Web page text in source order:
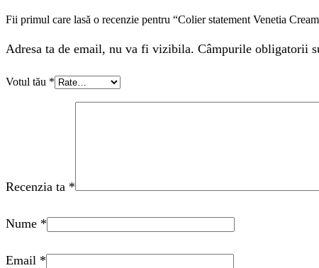
Fii primul care lasă o recenzie pentru “Colier statement Venetia
Adresa ta de email, nu va fi vizibila. Câmpurile obligatorii
Votul tău *
Recenzia ta *
Nume *
Email *